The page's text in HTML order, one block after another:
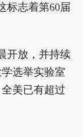
标志着第60届
开放，并持续
选举实验室
美已有超过